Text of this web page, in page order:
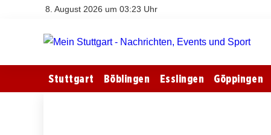
8. August 2026 um 03:23 Uhr
Stuttgart Böblingen Esslingen Göppingen